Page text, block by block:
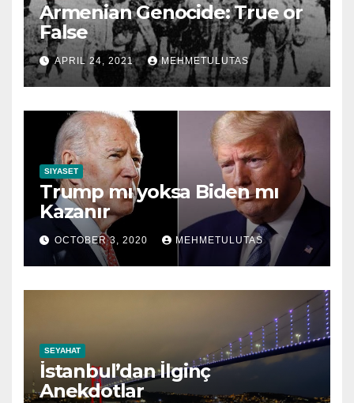
Armenian Genocide: True or
False
APRIL 24, 2021 MEHMETULUTAS
SIYASET
Trump mı yoksa Biden mı
Kazanır
OCTOBER 3, 2020 MEHMETULUTAS
SEYAHAT
İstanbul’dan İlginç
Anekdotlar